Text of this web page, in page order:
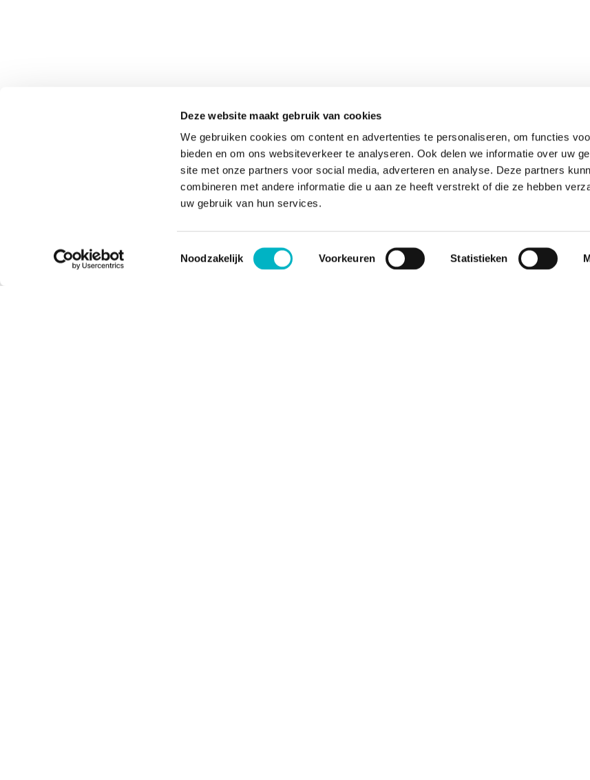
Deze website maakt gebruik van cookies
We gebruiken cookies om content en advertenties te personaliseren, om functies
bieden en om ons websiteverkeer te analyseren. Ook delen we informatie over uw
site met onze partners voor social media, adverteren en analyse. Deze partners
combineren met andere informatie die u aan ze heeft verstrekt of die ze hebben
uw gebruik van hun services.
Toestemmingsselectie
Noodzakelijk Voorkeuren Statistieken